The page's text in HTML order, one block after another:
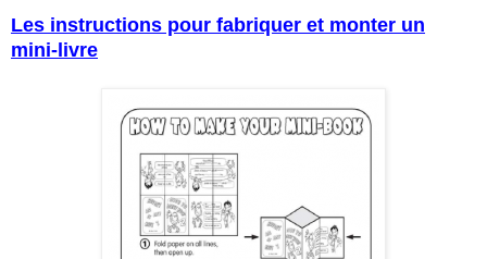
Les instructions pour fabriquer et monter un
mini-livre